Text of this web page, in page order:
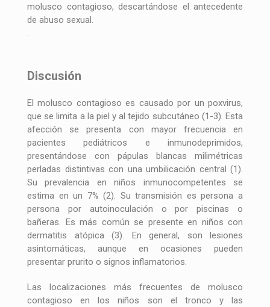
molusco contagioso, descartándose el antecedente
de abuso sexual.
Discusión
El molusco contagioso es causado por un poxvirus,
que se limita a la piel y al tejido subcutáneo (1-3). Esta
afección se presenta con mayor frecuencia en
pacientes pediátricos e inmunodeprimidos,
presentándose con pápulas blancas milimétricas
perladas distintivas con una umbilicación central (1).
Su prevalencia en niños inmunocompetentes se
estima en un 7% (2). Su transmisión es persona a
persona por autoinoculación o por piscinas o
bañeras. Es más común se presente en niños con
dermatitis atópica (3). En general, son lesiones
asintomáticas, aunque en ocasiones pueden
presentar prurito o signos inflamatorios.
Las localizaciones más frecuentes de molusco
contagioso en los niños son el tronco y las